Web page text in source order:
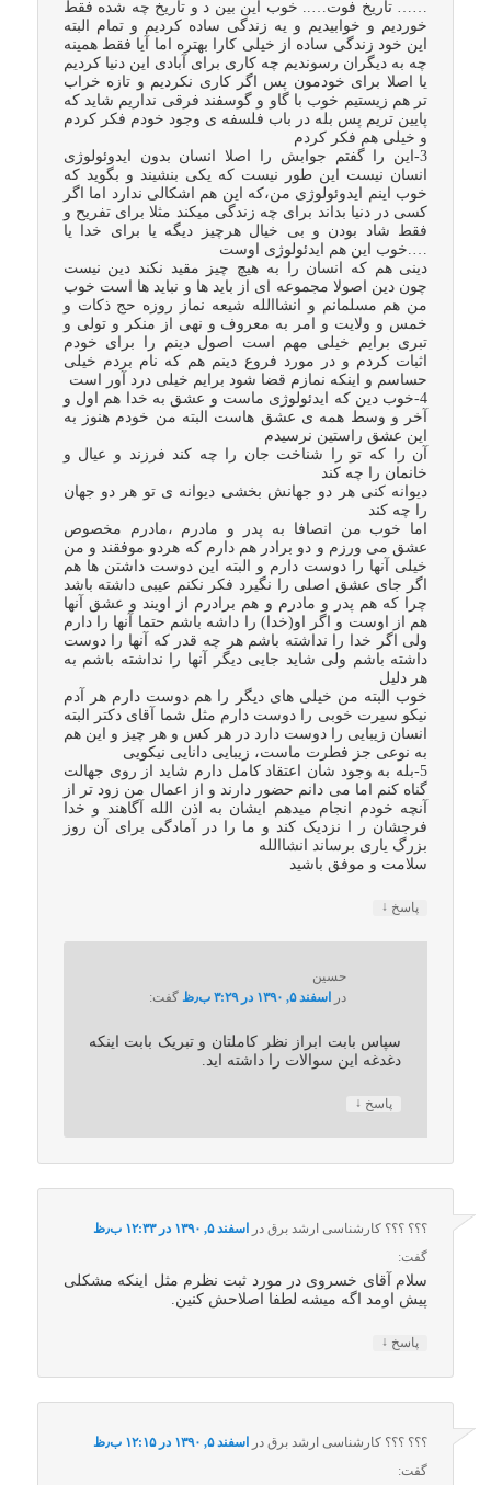
…… تاریخ فوت….. خوب این بین د و تاریخ چه شده فقط
خوردیم و خوابیدیم و یه زندگی ساده کردیم و تمام البته
این خود زندگی ساده از خیلی کارا بهتره اما آیا فقط همینه
چه به دیگران رسوندیم چه کاری برای آبادی این دنیا کردیم
یا اصلا برای خودمون پس اگر کاری نکردیم و تازه خراب
تر هم زیستیم خوب با گاو و گوسفند فرقی نداریم شاید که
پایین تریم پس بله در باب فلسفه ی وجود خودم فکر کردم
و خیلی هم فکر کردم
3-این را گفتم جوابش را اصلا انسان بدون ایدوئولوژی
انسان نیست این طور نیست که یکی بنشیند و بگوید که
خوب اینم ایدوئولوژی من،که این هم اشکالی ندارد اما اگر
کسی در دنیا بداند برای چه زندگی میکند مثلا برای تفریح و
فقط شاد بودن و بی خیال هرچیز دیگه یا برای خدا یا
….خوب این هم ایدئولوژی اوست
دینی هم که انسان را به هیچ چیز مقید نکند دین نیست
چون دین اصولا مجموعه ای از باید ها و نباید ها است خوب
من هم مسلمانم و انشاالله شیعه نماز روزه حج ذکات و
خمس و ولایت و امر به معروف و نهی از منکر و تولی و
تبری برایم خیلی مهم است اصول دینم را برای خودم
اثبات کردم و در مورد فروع دینم هم که نام بردم خیلی
حساسم و اینکه نمازم قضا شود برایم خیلی درد آور است
4-خوب دین که ایدئولوژی ماست و عشق به خدا هم اول و
آخر و وسط همه ی عشق هاست البته من خودم هنوز به
این عشق راستین نرسیدم
آن را که تو را شناخت جان را چه کند فرزند و عیال و
خانمان را چه کند
دیوانه کنی هر دو جهانش بخشی دیوانه ی تو هر دو جهان
را چه کند
اما خوب من انصافا به پدر و مادرم ،مادرم مخصوص
عشق می ورزم و دو برادر هم دارم که هردو موفقند و من
خیلی آنها را دوست دارم و البته این دوست داشتن ها هم
اگر جای عشق اصلی را نگیرد فکر نکنم عیبی داشته باشد
چرا که هم پدر و مادرم و هم برادرم از اویند و عشق آنها
هم از اوست و اگر او(خدا) را داشه باشم حتما آنها را دارم
ولی اگر خدا را نداشته باشم هر چه قدر که آنها را دوست
داشته باشم ولی شاید جایی دیگر آنها را نداشته باشم به
هر دلیل
خوب البته من خیلی های دیگر را هم دوست دارم هر آدم
نیکو سیرت خوبی را دوست دارم مثل شما آقای دکتر البته
انسان زیبایی را دوست دارد در هر کس و هر چیز و این هم
به نوعی جز فطرت ماست، زیبایی دانایی نیکویی
5-بله به وجود شان اعتقاد کامل دارم شاید از روی جهالت
گناه کنم اما می دانم حضور دارند و از اعمال من زود تر از
آنچه خودم انجام میدهم ایشان به اذن الله آگاهند و خدا
فرجشان ر ا نزدیک کند و ما را در آمادگی برای آن روز
بزرگ یاری برساند انشاالله
سلامت و موفق باشید
پاسخ ↓
حسین
در اسفند ۵, ۱۳۹۰ در ۳:۲۹ ب٫ظ گفت:
سپاس بابت ابراز نظر کاملتان و تبریک بابت اینکه
دغدغه این سوالات را داشته اید.
پاسخ ↓
؟؟؟ ؟؟؟ کارشناسی ارشد برقدر
اسفند ۵, ۱۳۹۰ در ۱۲:۳۳ ب٫ظ
گفت:
سلام آقای خسروی در مورد ثبت نظرم مثل اینکه مشکلی
پیش اومد اگه میشه لطفا اصلاحش کنین.
پاسخ ↓
؟؟؟ ؟؟؟ کارشناسی ارشد برقدر
اسفند ۵, ۱۳۹۰ در ۱۲:۱۵ ب٫ظ
گفت: